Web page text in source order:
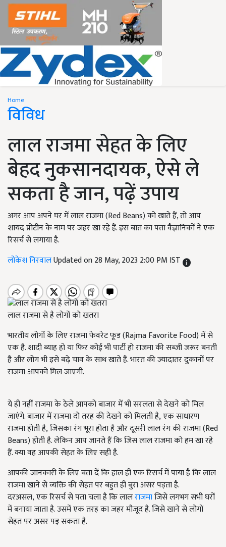
Home
विविध
लाल राजमा सेहत के लिए
बेहद नुकसानदायक, ऐसे ले
सकता है जान, पढ़ें उपाय
अगर आप अपने घर में लाल राजमा (Red Beans) को खाते हैं, तो आप
शायद प्रोटीन के नाम पर जहर खा रहे हैं. इस बात का पता वैज्ञानिकों ने एक
रिसर्च से लगाया है.
लोकेश निरवालUpdated on 28 May, 2023 2:00 PM IST
लाल राजमा से है लोगों को खतरा
भारतीय लोगों के लिए राजमा फेवरेट फूड (Rajma Favorite Food)में से
एक है. शादी ब्याह हो या फिर कोई भी पार्टी हो राजमा की सब्जी जरूर बनती
है और लोग भी इसे बढ़े चाव के साथ खाते हैं. भारत की ज्यादातर दुकानों पर
राजमा आपको मिल जाएगी.
ये ही नहीं राजमा के ठेले आपको बाजार में भी सरलता से देखने को मिल
जाएंगे. बाजार में राजमा दो तरह की देखने को मिलती है, एक साधारण
राजमा होती है, जिसका रंग भूरा होता है और दूसरी लाल रंग की राजमा (Red
Beans)होती है. लेकिन आप जानते हैं कि जिस लाल राजमा को हम खा रहे
हैं. क्या वह आपकी सेहत के लिए सही है.
आपकी जानकारी के लिए बता दें कि हाल ही एक रिसर्च में पाया है कि लाल
राजमा खाने से व्यक्ति की सेहत पर बहुत ही बुरा असर पड़ता है.
दरअसल, एक रिसर्च से पता चला है कि लालराजमाजिसे लगभग सभी घरों
में बनाया जाता है. उसमें एक तरह का जहर मौजूद है. जिसे खाने से लोगों
सेहत पर असर पड़ सकता है.